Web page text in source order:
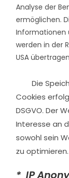
Analyse der
ermöglichen.
Informationen
werden in der
USA
Die
Cookies
DSGVO. Der
Interesse an
sowohl sein
zu optimieren.
* IP